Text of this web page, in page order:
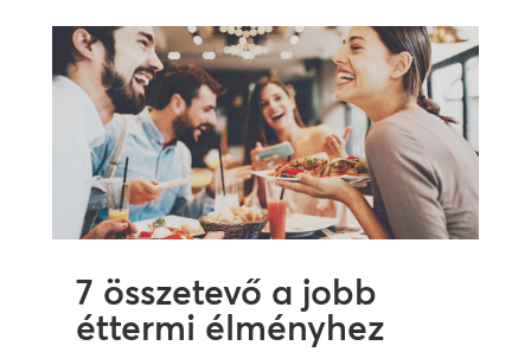
7 összetevő a jobb
éttermi élményhez